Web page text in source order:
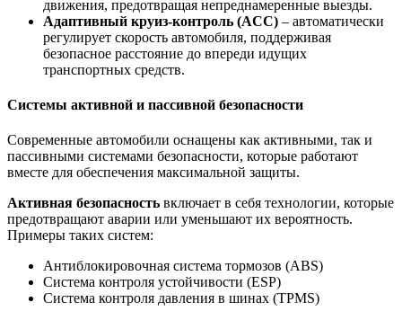
движения, предотвращая непреднамеренные выезды.
Адаптивный круиз-контроль (ACC) – автоматически
регулирует скорость автомобиля, поддерживая
безопасное расстояние до впереди идущих
транспортных средств.
Системы активной и пассивной безопасности
Современные автомобили оснащены как активными, так и
пассивными системами безопасности, которые работают
вместе для обеспечения максимальной защиты.
Активная безопасность включает в себя технологии, которые
предотвращают аварии или уменьшают их вероятность.
Примеры таких систем:
Антиблокировочная система тормозов (ABS)
Система контроля устойчивости (ESP)
Система контроля давления в шинах (TPMS)